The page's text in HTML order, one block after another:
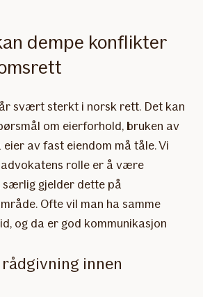
dempe konflikter
svært sterkt i norsk rett. Det kan
om eierforhold, bruken av
eier av fast eiendom må tåle. Vi
rolle er å være
særlig gjelder dette på
Ofte vil man ha samme
og da er god kommunikasjon
innen